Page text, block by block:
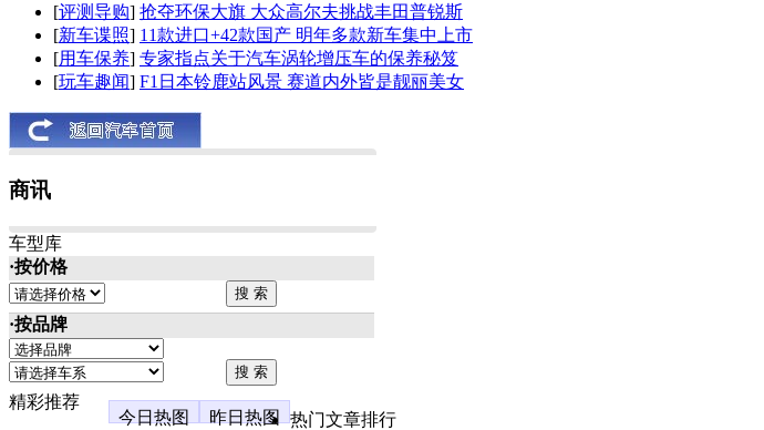
[评测导购] 抢夺环保大旗 大众高尔夫挑战丰田普锐斯
[新车谍照] 11款进口+42款国产 明年多款新车集中上市
[用车保养] 专家指点关于汽车涡轮增压车的保养秘笈
[玩车趣闻] F1日本铃鹿站风景 赛道内外皆是靓丽美女
商讯
车型库
·按价格
·按品牌
精彩推荐
今日热图
昨日热图
热门文章排行